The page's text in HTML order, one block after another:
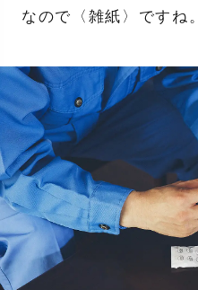
なので〈雑紙〉ですね。